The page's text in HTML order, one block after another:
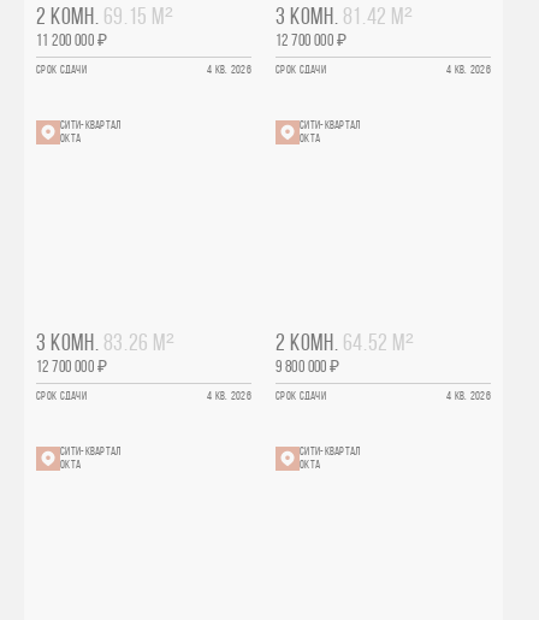
2 КОМН. 69.15 М²
11 200 000 ₽
СРОК СДАЧИ 4 КВ. 2026
3 КОМН. 81.42 М²
12 700 000 ₽
СРОК СДАЧИ 4 КВ. 2026
СИТИ-КВАРТАЛ
ОКТА
3 КОМН. 83.26 М²
12 700 000 ₽
СРОК СДАЧИ 4 КВ. 2026
СИТИ-КВАРТАЛ
ОКТА
2 КОМН. 64.52 М²
9 800 000 ₽
СРОК СДАЧИ 4 КВ. 2026
СИТИ-КВАРТАЛ
ОКТА
СИТИ-КВАРТАЛ
ОКТА